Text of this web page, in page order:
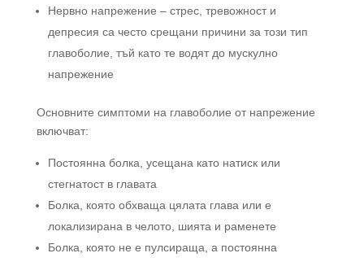
Нервно напрежение – стрес, тревожност и
депресия са често срещани причини за този тип
главоболие, тъй като те водят до мускулно
напрежение
Основните симптоми на главоболие от напрежение
включват:
Постоянна болка, усещана като натиск или
стегнатост в главата
Болка, която обхваща цялата глава или е
локализирана в челото, шията и раменете
Болка, която не е пулсираща, а постоянна